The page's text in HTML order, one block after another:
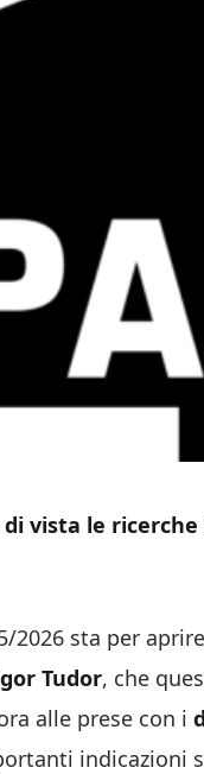
di vista le
2026 sta per
Tudor, che
alle prese con i